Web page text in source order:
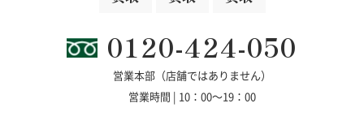
0120-424-050
営業本部（店舗ではありません）
営業時間 | 10：00～19：00